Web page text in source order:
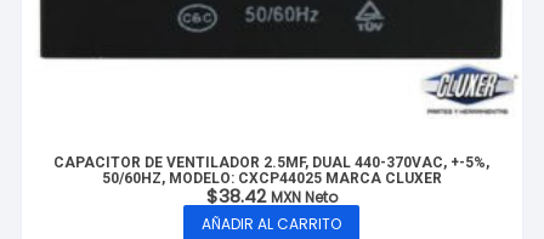
CAPACITOR DE VENTILADOR 2.5MF, DUAL 440-370VAC, +-5%,
50/60HZ, MODELO: CXCP44025 MARCA CLUXER
$38.42 MXN Neto
AÑADIR AL CARRITO